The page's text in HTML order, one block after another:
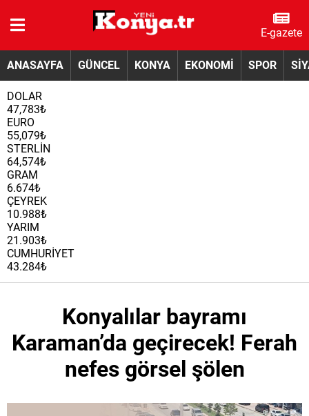
E-gazete
ANASAYFA GÜNCEL KONYA EKONOMİ SPOR
DOLAR
47,783₺
EURO
55,079₺
STERLİN
64,574₺
GRAM
6.674₺
ÇEYREK
10.988₺
YARIM
21.903₺
CUMHURİYET
43.284₺
Konyalılar bayramı
Karaman’da geçirecek! Ferah
nefes görsel şölen